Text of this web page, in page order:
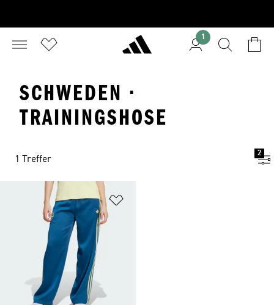
1
SCHWEDEN ·
TRAININGSHOSE
1 Treffer
2